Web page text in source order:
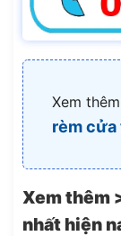
Xem
rèm cửa
Xem thêm
nhất hiện